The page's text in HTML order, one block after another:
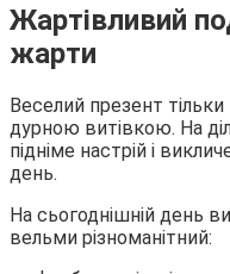
Жартівливий
жарти
Веселий презент
дурною витівкою. На
підніме настрій і
день.
На сьогоднішній день
вельми різноманітний: